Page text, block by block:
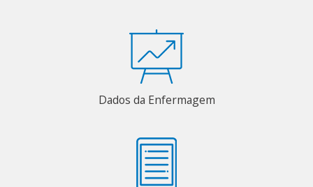
Dados da Enfermagem